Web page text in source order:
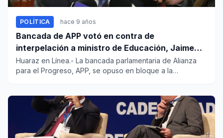
POLÍTICA hace 9 años
Bancada de APP votó en contra de
interpelación a ministro de Educación, Jaime
Saavedra
Huaraz en Línea.- La bancada parlamentaria de Alianza
para el Progreso, APP, se opuso en bloque a la